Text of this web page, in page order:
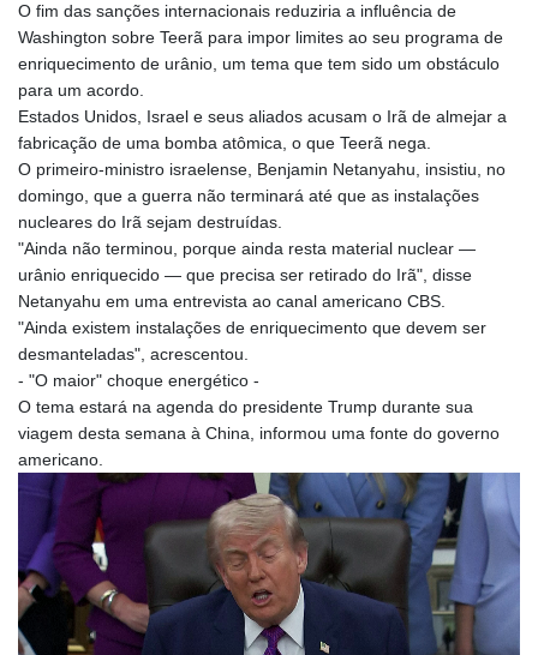
O fim das sanções internacionais reduziria a influência de
Washington sobre Teerã para impor limites ao seu programa de
enriquecimento de urânio, um tema que tem sido um obstáculo
para um acordo.
Estados Unidos, Israel e seus aliados acusam o Irã de almejar a
fabricação de uma bomba atômica, o que Teerã nega.
O primeiro-ministro israelense, Benjamin Netanyahu, insistiu, no
domingo, que a guerra não terminará até que as instalações
nucleares do Irã sejam destruídas.
"Ainda não terminou, porque ainda resta material nuclear —
urânio enriquecido — que precisa ser retirado do Irã", disse
Netanyahu em uma entrevista ao canal americano CBS.
"Ainda existem instalações de enriquecimento que devem ser
desmanteladas", acrescentou.
- "O maior" choque energético -
O tema estará na agenda do presidente Trump durante sua
viagem desta semana à China, informou uma fonte do governo
americano.